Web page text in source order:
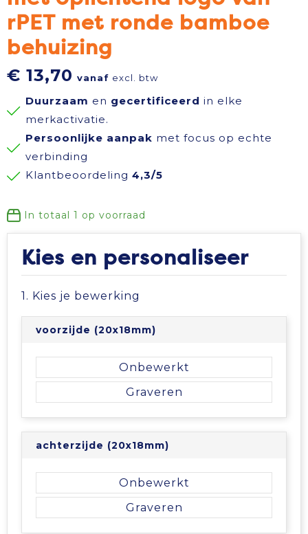
Reisbenodigdheden
Schrijfwaren
Snoepgoed
Themapakketten
Veiligheid, Auto en Fiets
Reflecterende polo's
Reflecterende vesten
Schorten en Sloven
T-Shirts
Veiligheidssignalering en Verlichting
Gehoorbescherming
Schoenen
Sweaters
Gilets
Koeltassen en Koelboxen
Koffers en Trolleys
Matrozentassen
Opvouwbare tassen
Papieren tassen
Reistassen
Reistassensets
Schoenentassen
rPET met ronde bamboe
behuizing
€ 13,70 vanaf excl. btw
Duurzaam en gecertificeerd in elke
merkactivatie.
Persoonlijke aanpak met focus op echte
verbinding
Klantbeoordeling 4,3/5
In totaal 1 op voorraad
Kies en personaliseer
1. Kies je bewerking
voorzijde (20x18mm)
Onbewerkt
Graveren
achterzijde (20x18mm)
Onbewerkt
Graveren